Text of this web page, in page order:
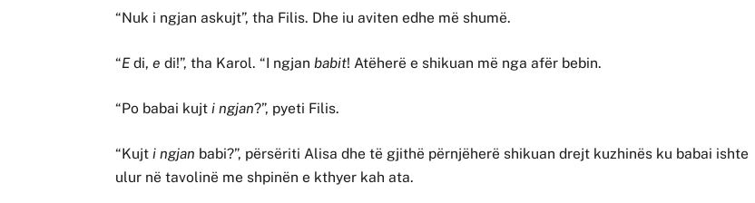
“Nuk i ngjan askujt”, tha Filis. Dhe iu aviten edhe më shumë.
“Edi,e di!”, tha Karol. “I ngjan babit! Atëherë e shikuan më nga afër bebin.
“Po babai kujti ngjan?”, pyeti Filis.
“Kujti ngjan babi?”, përsëriti Alisa dhe të gjithë përnjëherë shikuan drejt kuzhinës ku babai ishte
ulur në tavolinë me shpinën e kthyer kah ata.